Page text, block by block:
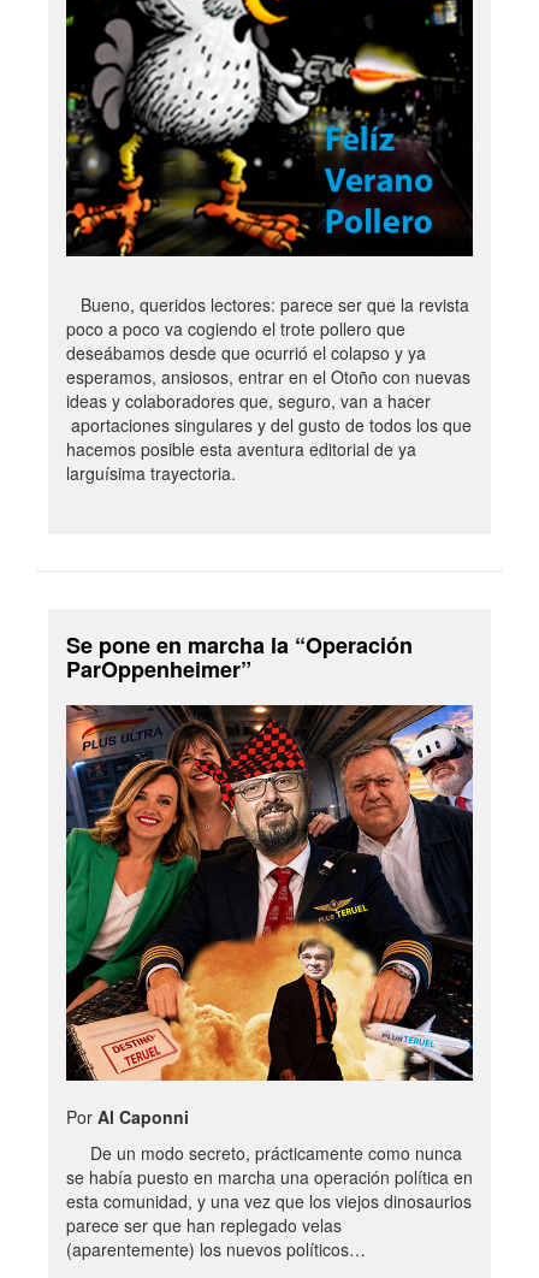
Bueno, queridos lectores: parece ser que la revista
poco a poco va cogiendo el trote pollero que
deseábamos desde que ocurrió el colapso y ya
esperamos, ansiosos, entrar en el Otoño con nuevas
ideas y colaboradores que, seguro, van a hacer
aportaciones singulares y del gusto de todos los que
hacemos posible esta aventura editorial de ya
larguísima trayectoria.
Se pone en marcha la “Operación
ParOppenheimer”
Por Al Caponni
De un modo secreto, prácticamente como nunca
se había puesto en marcha una operación política en
esta comunidad, y una vez que los viejos dinosaurios
parece ser que han replegado velas
(aparentemente) los nuevos políticos…